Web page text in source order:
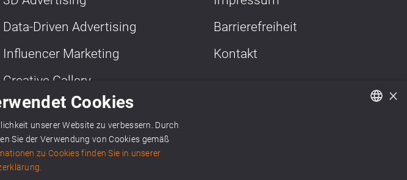
Data-Driven Advertising
Influencer Marketing
Creative Gallery
Weitere Media Lösungen im
Überblick
Barrierefreiheit
Kontakt
×
Cookies
unserer Website zu verbessern. Durch
Sie der Verwendung von Cookies gemäß
zu Cookies finden Sie in unserer